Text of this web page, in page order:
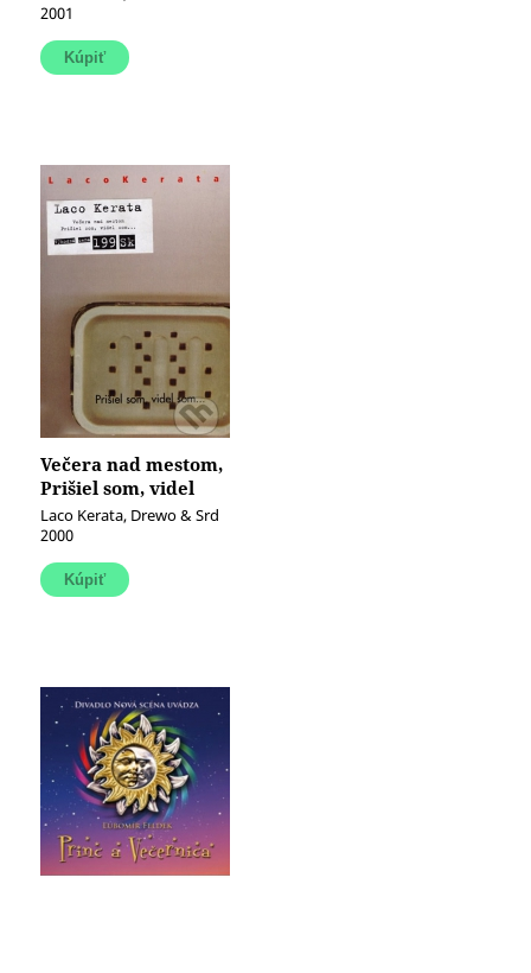
2001
Večera nad mestom,
Prišiel som, videl
som... (komplet)
Laco Kerata, Drewo & Srd
2000